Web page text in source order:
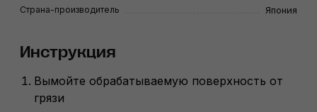
Страна-производитель Япония
Инструкция
Вымойте обрабатываемую поверхность от
грязи